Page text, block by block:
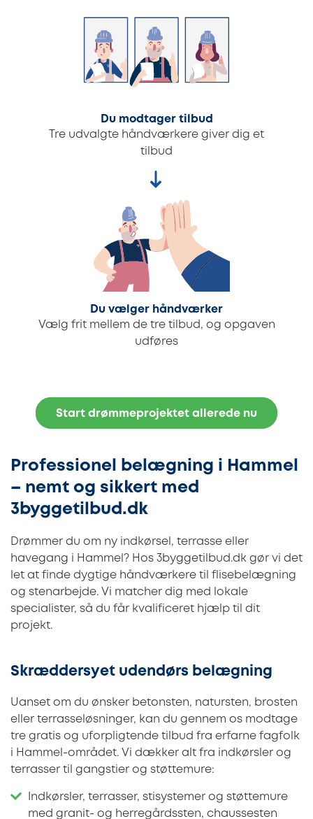
Du modtager tilbud
Tre udvalgte håndværkere giver dig et
tilbud
Du vælger håndværker
Vælg frit mellem de tre tilbud, og opgaven
udføres
Start drømmeprojektet allerede nu
Professionel belægning i Hammel
– nemt og sikkert med
3byggetilbud.dk
Drømmer du om ny indkørsel, terrasse eller
havegang i Hammel? Hos 3byggetilbud.dk gør vi det
let at finde dygtige håndværkere til flisebelægning
og stenarbejde. Vi matcher dig med lokale
specialister, så du får kvalificeret hjælp til dit
projekt.
Skræddersyet udendørs belægning
Uanset om du ønsker betonsten, natursten, brosten
eller terrasseløsninger, kan du gennem os modtage
tre gratis og uforpligtende tilbud fra erfarne fagfolk
i Hammel-området. Vi dækker alt fra indkørsler og
terrasser til gangstier og støttemure:
Indkørsler, terrasser, stisystemer og støttemure
med granit- og herregårdssten, chaussesten